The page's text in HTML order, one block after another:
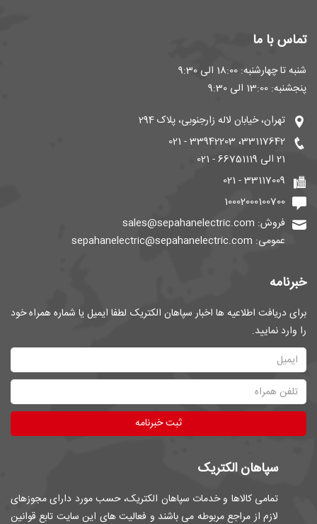
تماس با ما
شنبه تا چهارشنبه: 18:00 الی 9:30
پنجشنبه: 13:00 الی 9:30
تهران، خیابان لاله زارجنوبی، پلاک 294
33117642، 33942203 - 021
21 الی 66751119 - 021
33117009 - 021
10002000100700
فروش: sales@sepahanelectric.com
عمومی: sepahanelectric@sepahanelectric.com
خبرنامه
برای دریافت اطلاعیه ها اخبار سپاهان الکتریک لطفا ایمیل یا شماره همراه خود
را وارد نمایید.
ثبت خبرنامه
سپاهان الکتریک
تمامی کالاها و خدمات سپاهان الکتریک، حسب مورد دارای مجوزهای
لازم از مراجع مربوطه می باشند و فعالیت های این سایت تابع قوانین